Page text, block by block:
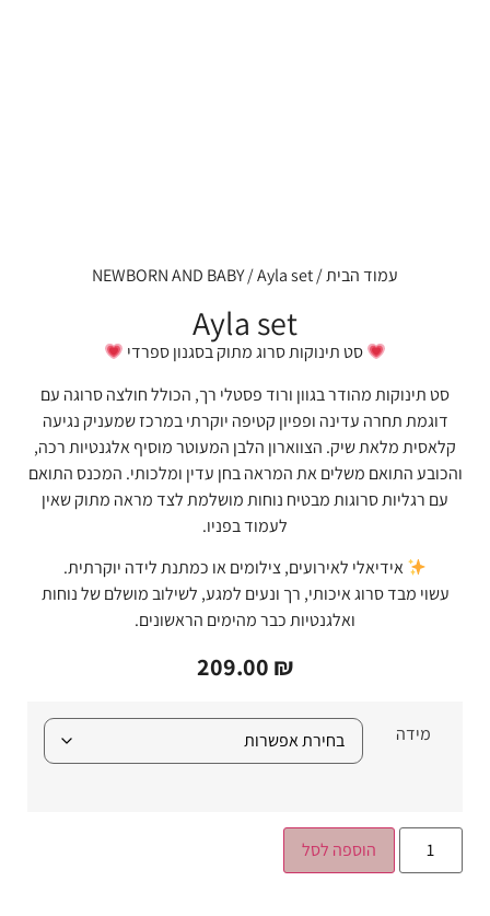
עמוד הבית/
NEWBORN AND BABY/ Ayla set
Ayla set
סט תינוקות סרוג מתוק בסגנון ספרדי
סט תינוקות מהודר בגוון ורוד פסטלי רך, הכולל חולצה סרוגה עם
דוגמת תחרה עדינה ופפיון קטיפה יוקרתי במרכז שמעניק נגיעה
קלאסית מלאת שיק. הצווארון הלבן המעוטר מוסיף אלגנטיות רכה,
והכובע התואם משלים את המראה בחן עדין ומלכותי. המכנס התואם
עם רגליות סרוגות מבטיח נוחות מושלמת לצד מראה מתוק שאין
לעמוד בפניו.
אידיאלי לאירועים, צילומים או כמתנת לידה יוקרתית.
עשוי מבד סרוג איכותי, רך ונעים למגע, לשילוב מושלם של נוחות
ואלגנטיות כבר מהימים הראשונים.
209.00₪
מידה
הוספה לסל